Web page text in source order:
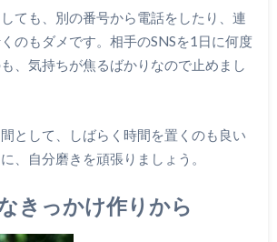
ても、別の番号から電話をしたり、連
のもダメです。相手のSNSを1日に何度
、気持ちが焦るばかりなので止めまし
として、しばらく時間を置くのも良い
、自分磨きを頑張りましょう。
きっかけ作りから